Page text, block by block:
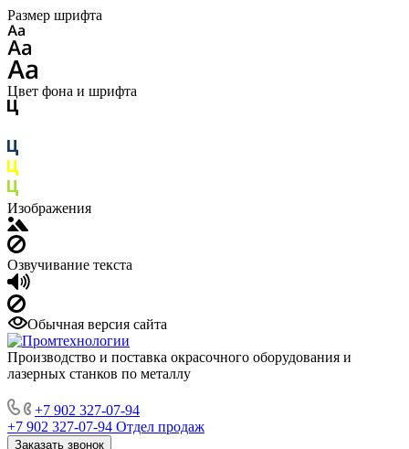
Размер шрифта
Цвет фона и шрифта
Изображения
Озвучивание текста
Обычная версия сайта
Производство и поставка окрасочного оборудования и
лазерных станков по металлу
+7 902 327-07-94
+7 902 327-07-94 Отдел продаж
Заказать звонок